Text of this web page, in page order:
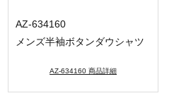
AZ-634160
メンズ半袖ボタンダウシャツ
AZ-634160 商品詳細